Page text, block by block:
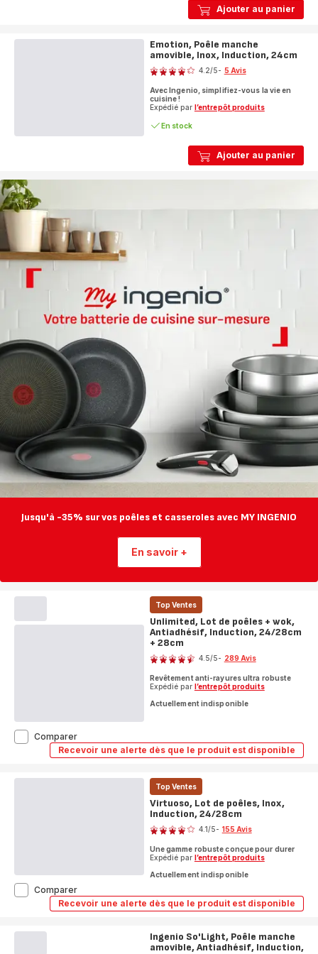
Ajouter au panier
Ajouter au panier
Emotion, Poêle manche
amovible, Inox, Induction, 24cm
Note
4.2/5- 5 Avis
Avec Ingenio, simplifiez-vous la vie en
cuisine !
Expédié par l’entrepôt produits
En stock
Jusqu'à -35% sur vos poêles et casseroles avec MY INGENIO
En savoir +
Recevoir une alerte dès que le produit est disponible
Unlimited,
poêles
+
wok,
Antiadhésif,
Induction,
24/28cm
28cm
Top Ventes
Unlimited, Lot de poêles + wok,
Antiadhésif, Induction, 24/28cm
+ 28cm
Note
4.5/5- 289 Avis
Revêtement anti-rayures ultra robuste
Expédié par l’entrepôt produits
Actuellement indisponible
ComparerUnlimited,
Lot
de
+
Recevoir une alerte dès que le produit est disponible
Virtuoso,
poêles,
Inox,
Top Ventes
Virtuoso, Lot de poêles, Inox,
Induction, 24/28cm
Note
4.1/5- 155 Avis
Une gamme robuste conçue pour durer
Expédié par l’entrepôt produits
Actuellement indisponible
ComparerVirtuoso,
Lot
de
Ingenio So'Light, Poêle manche
amovible, Antiadhésif, Induction,